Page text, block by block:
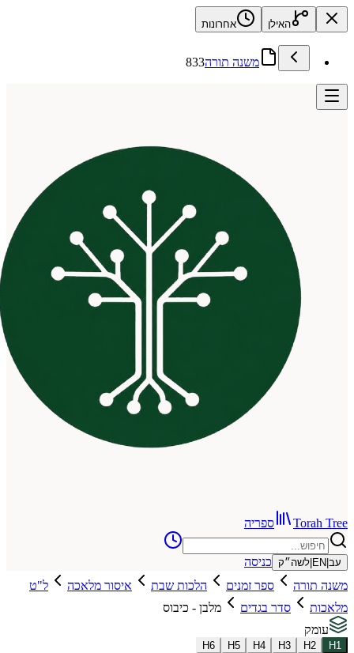
האילן אחרונות
משנה תורה833
ספריה
כניסה
ספר זמנים הלכות שבת איסור מלאכה
ל"ט
סדר בגדים
מלבן - כיבוס
H3
H4
H5
H6